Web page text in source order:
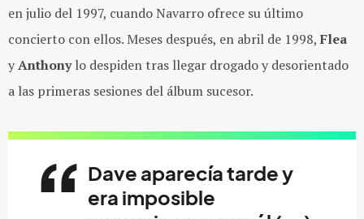
en julio del 1997, cuando Navarro ofrece su último
concierto con ellos. Meses después, en abril de 1998, Flea
yAnthonylo despiden tras llegar drogado y desorientado
a las primeras sesiones del álbum sucesor.
Dave aparecía tarde y
era imposible